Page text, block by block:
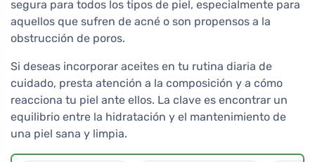
segura para todos los tipos de piel, especialmente para
aquellos que sufren de acné o son propensos a la
obstrucción de poros.
Si deseas incorporar aceites en tu rutina diaria de
cuidado, presta atención a la composición y a cómo
reacciona tu piel ante ellos. La clave es encontrar un
equilibrio entre la hidratación y el mantenimiento de
una piel sana y limpia.